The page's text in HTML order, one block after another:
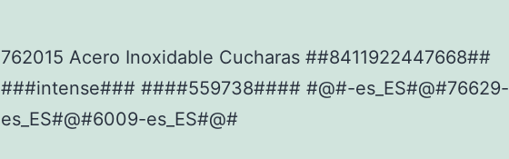
762015 Acero Inoxidable Cucharas ##8411922447668##
###intense### ####559738#### #@#-es_ES#@#76629-
es_ES#@#6009-es_ES#@#